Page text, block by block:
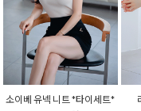
소이베 유넥 니트 *타이세트*